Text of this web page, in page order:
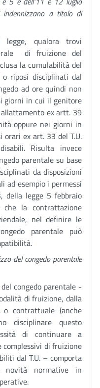
a titolo di
legge, qualora trovi
di fruizione del
la cumulabilità del
o riposi disciplinati dal
ad ore quindi non
giorni in cui il genitore
ex artt. 39
oppure nei giorni in
ex art. 33 del T.U.
Risulta invece
parentale su base
da disposizioni
ad esempio i permessi
della legge 5 febbraio
la contrattazione
nel definire le
parentale può
del congedo parentale
congedo parentale -
di fruizione, dalla
contrattuale (anche
disciplinare questo
di continuare a
di fruizione
dal T.U. – comporta
normative in